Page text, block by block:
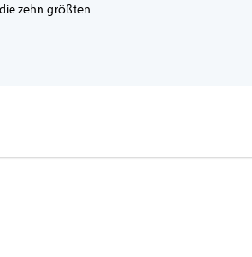
zehn größten.